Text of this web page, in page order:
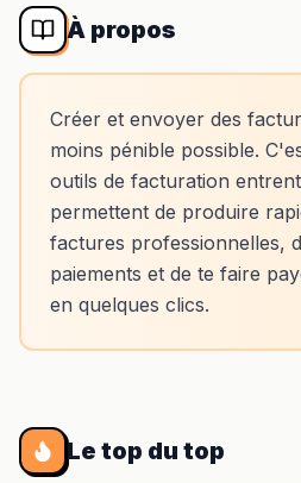
À propos
Créer et envoyer des
moins pénible possible.
outils de facturation
permettent de produire
factures professionnelles,
paiements et de te faire
en quelques clics.
Le top du top